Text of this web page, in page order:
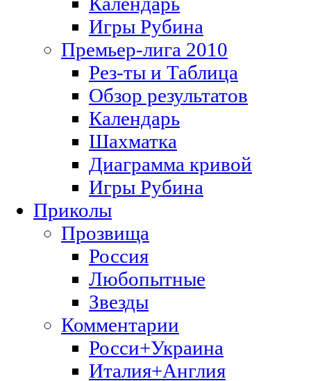
Игры Рубина
Премьер-лига 2010
Рез-ты и Таблица
Обзор результатов
Календарь
Шахматка
Диаграмма кривой
Игры Рубина
Приколы
Прозвища
Россия
Любопытные
Звезды
Комментарии
Росси+Украина
Италия+Англия